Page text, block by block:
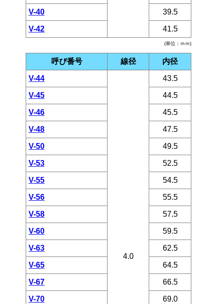
(単位：ｍｍ)
V-40 39.5
V-42 41.5
呼び番号 線径 内径
V-44
4.0
43.5
V-45 44.5
V-46 45.5
V-48 47.5
V-50 49.5
V-53 52.5
V-55 54.5
V-56 55.5
V-58 57.5
V-60 59.5
V-63 62.5
V-65 64.5
V-67 66.5
V-70 69.0